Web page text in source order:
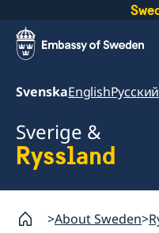
SvenskaEnglishРусский
Sverige &
Ryssland
About Sweden